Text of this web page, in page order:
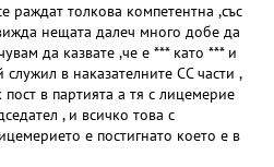
раждат толкова компетентна ,със
нещата далеч много добе да
да казвате ,че е *** като *** и
в наказателните СС части ,
в партията а тя с лицемерие
, и всичко това с
е постигнато което е в